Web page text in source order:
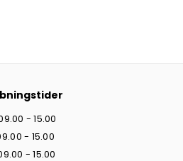
- 15.00
- 15.00
- 15.00